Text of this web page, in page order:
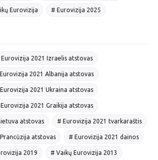
Eurovizija # Eurovizija 2025
2021 Izraelis atstovas
2021 Albanija atstovas
2021 Ukraina atstovas
2021 Graikija atstovas
atstovas # Eurovizija 2021 tvarkaraštis
atstovas # Eurovizija 2021 dainos
2019 # Vaikų Eurovizija 2013